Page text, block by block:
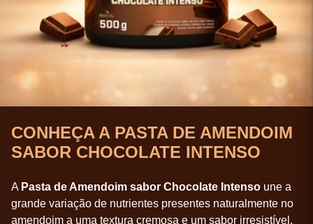
CONHEÇA A PASTA DE AMENDOIM
SABOR CHOCOLATE INTENSO
A Pasta de Amendoim sabor Chocolate Intenso une a
grande variação de nutrientes presentes naturalmente no
amendoim a uma textura cremosa e um sabor irresistível.